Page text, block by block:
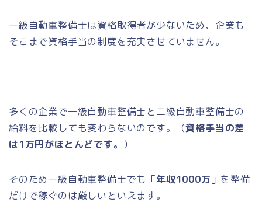
一級自動車整備士は資格取得者が少ないため、企業も
そこまで資格手当の制度を充実させていません。
多くの企業で一級自動車整備士と二級自動車整備士の
給料を比較しても変わらないのです。（資格手当の差
は1万円がほとんどです。 ）
そのため一級自動車整備士でも「年収1000万 」を整備
だけで稼ぐのは厳しいといえます。